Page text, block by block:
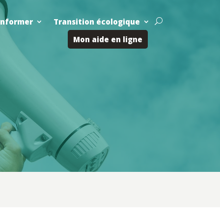
Transition écologique
Mon aide en ligne
U